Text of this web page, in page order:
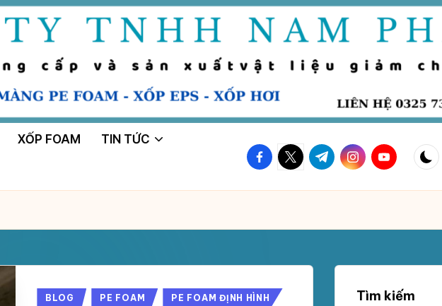
XỐP FOAM TIN TỨC
facebook.com
twitter.com
t.me instagram.com
youtube.com
Posted
BLOG PE FOAM PE FOAM ĐỊNH HÌNH Tìm kiếm